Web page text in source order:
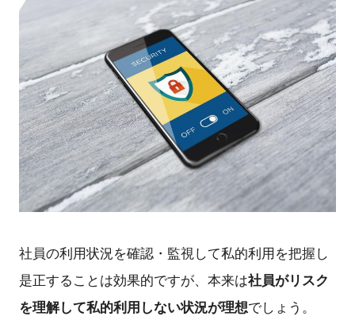
社員の利用状況を確認・監視して私的利用を把握し
是正することは効果的ですが、本来は社員がリスク
を理解して私的利用しない状況が理想でしょう。